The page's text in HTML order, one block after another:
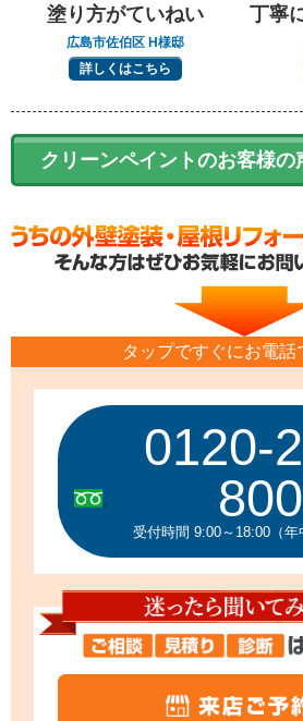
塗り方がていねい
広島市佐伯区 H様邸
詳しくはこちら
クリーンペイントのお客様の
タップですぐにお電話
0120-
800
受付時間 9:00～18:00（年